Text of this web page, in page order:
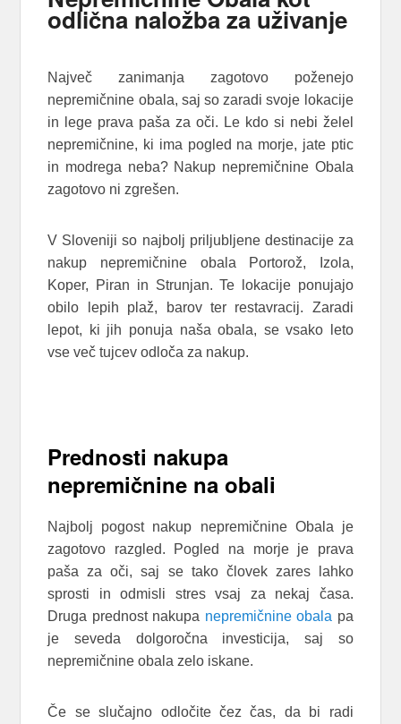
odlična naložba za uživanje
Največ zanimanja zagotovo poženejo
nepremičnine obala, saj so zaradi svoje lokacije
in lege prava paša za oči. Le kdo si nebi želel
nepremičnine, ki ima pogled na morje, jate ptic
in modrega neba? Nakup nepremičnine Obala
zagotovo ni zgrešen.
V Sloveniji so najbolj priljubljene destinacije za
nakup nepremičnine obala Portorož, Izola,
Koper, Piran in Strunjan. Te lokacije ponujajo
obilo lepih plaž, barov ter restavracij. Zaradi
lepot, ki jih ponuja naša obala, se vsako leto
vse več tujcev odloča za nakup.
Prednosti nakupa
nepremičnine na obali
Najbolj pogost nakup nepremičnine Obala je
zagotovo razgled. Pogled na morje je prava
paša za oči, saj se tako človek zares lahko
sprosti in odmisli stres vsaj za nekaj časa.
Druga prednost nakupa nepremičnine obala pa
je seveda dolgoročna investicija, saj so
nepremičnine obala zelo iskane.
Če se slučajno odločite čez čas, da bi radi